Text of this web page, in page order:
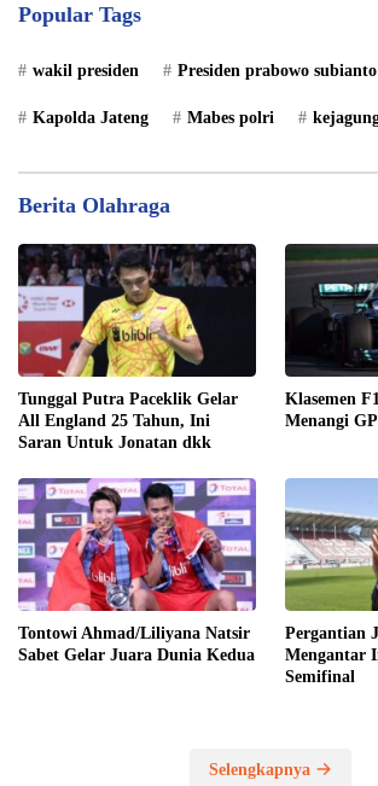
Popular Tags
wakil presiden Presiden prabowo subianto
Kapolda Jateng Mabes polri
Berita Olahraga
Tunggal Putra Paceklik Gelar
All England 25 Tahun, Ini
Saran Untuk Jonatan dkk
Klasemen
Menangi
Tontowi Ahmad/Liliyana Natsir
Sabet Gelar Juara Dunia Kedua
Pergantian
Mengantar
Semifinal
Selengkapnya